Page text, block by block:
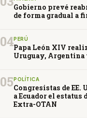
Gobierno prevé
de forma gradual a
04PERÚ
Papa León XIV
Uruguay, Argentina
05 POLÍTICA
Congresistas de
a Ecuador el
Extra-OTAN